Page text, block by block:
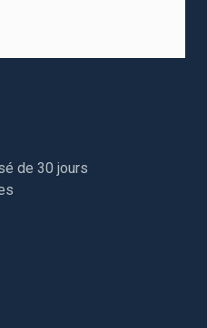
de 30 jours